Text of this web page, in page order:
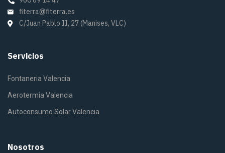
fiterra@fiterra.es
C/Juan Pablo II, 27 (Manises, VLC)
Servicios
Fontaneria Valencia
Aerotermia Valencia
Autoconsumo Solar Valencia
Nosotros